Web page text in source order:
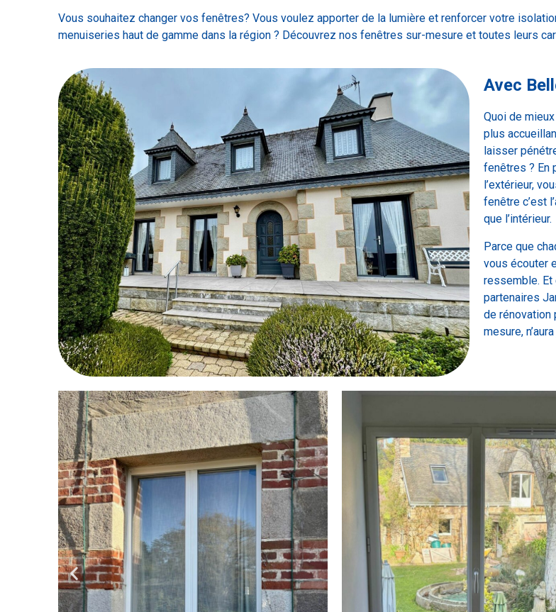
Vous souhaitez changer vos fenêtres? Vous voulez apporter de la lumière et renforcer votre
menuiseries haut de gamme dans la région ? Découvrez nos fenêtres sur-mesure et toutes leurs
Avec
Quoi de
plus
laisser
fenêtres ? En
l’extérieur,
fenêtre c’est
que l’intérieur.
Parce que
vous écouter
ressemble.
partenaires
de rénovation
mesure,